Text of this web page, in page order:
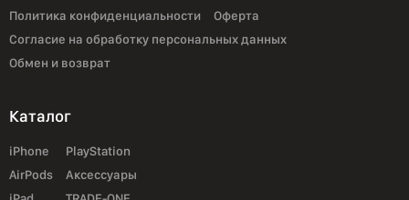
Политика конфиденциальности
Оферта
Согласие на обработку персональных данных
Обмен и возврат
Каталог
iPhone
AirPods
PlayStation
Аксессуары